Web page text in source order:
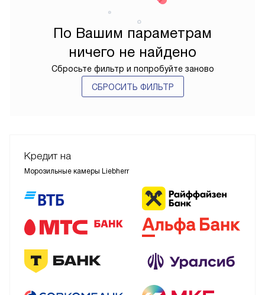
По Вашим параметрам
ничего не найдено
Сбросьте фильтр и попробуйте заново
СБРОСИТЬ ФИЛЬТР
Кредит на
Морозильные камеры Liebherr